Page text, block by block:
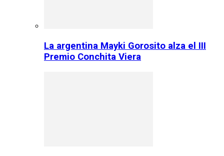
La argentina Mayki Gorosito alza el III
Premio Conchita Viera